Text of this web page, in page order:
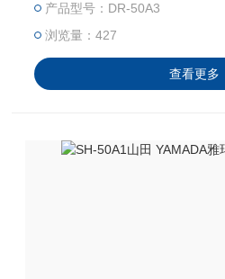
泵，非常适合从 200 L 桶容器或
油。它还可用于油分装、供应给
紧凑，零件数量少，适用于低粘
产品型号：DR-50A3
浏览量：427
查看更多